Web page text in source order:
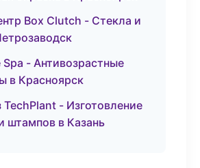
Box Clutch - Стекла и
Spa - Антивозрастные
в Красноярск
- Изготовление
штампов в Казань